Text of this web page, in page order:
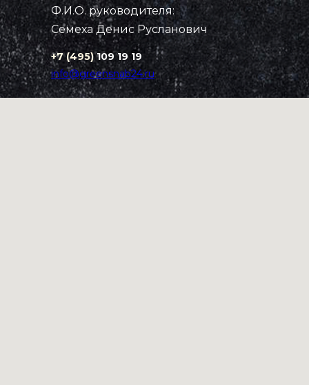
Ф.И.О. руководителя:
Семеха Денис Русланович
+7 (495)109 19 19
info@greensnab24.ru